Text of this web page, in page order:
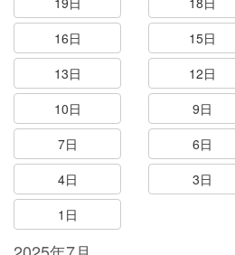
16日
15日
13日
12日
10日
9日
7日
6日
4日
3日
1日